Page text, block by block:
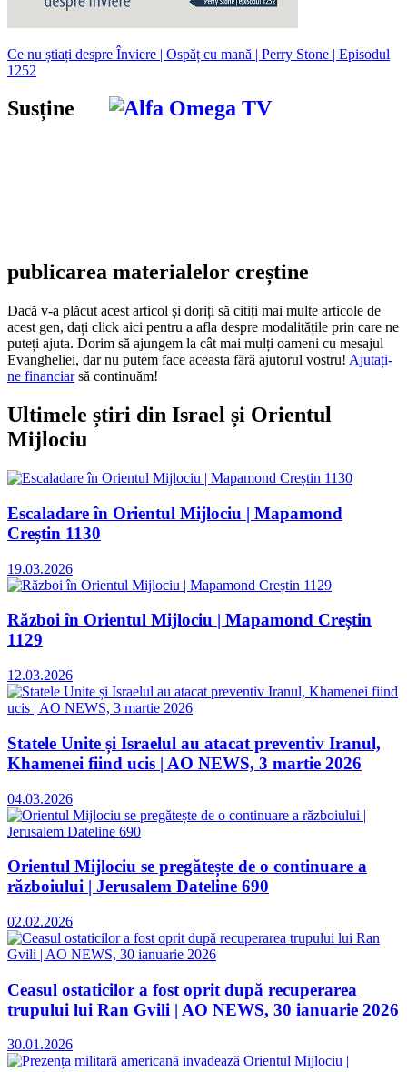
Ce nu știați despre Înviere | Ospăț cu mană | Perry Stone | Episodul
1252
Susține
publicarea materialelor creștine
Dacă v-a plăcut acest articol și doriți să citiți mai multe articole de
acest gen, dați click aici pentru a afla despre modalitățile prin care ne
puteți ajuta. Dorim să ajungem la cât mai mulți oameni cu mesajul
Evangheliei, dar nu putem face aceasta fără ajutorul vostru! Ajutați-
ne financiarsă continuăm!
Ultimele știri din Israel și Orientul
Mijlociu
Escaladare în Orientul Mijlociu | Mapamond
Creștin 1130
19.03.2026
Război în Orientul Mijlociu | Mapamond Creștin
1129
12.03.2026
Statele Unite și Israelul au atacat preventiv Iranul,
Khamenei fiind ucis | AO NEWS, 3 martie 2026
04.03.2026
Orientul Mijlociu se pregătește de o continuare a
războiului | Jerusalem Dateline 690
02.02.2026
Ceasul ostaticilor a fost oprit după recuperarea
trupului lui Ran Gvili | AO NEWS, 30 ianuarie 2026
30.01.2026